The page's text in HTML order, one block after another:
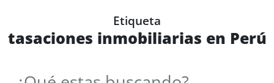
Etiqueta
tasaciones inmobiliarias en Perú